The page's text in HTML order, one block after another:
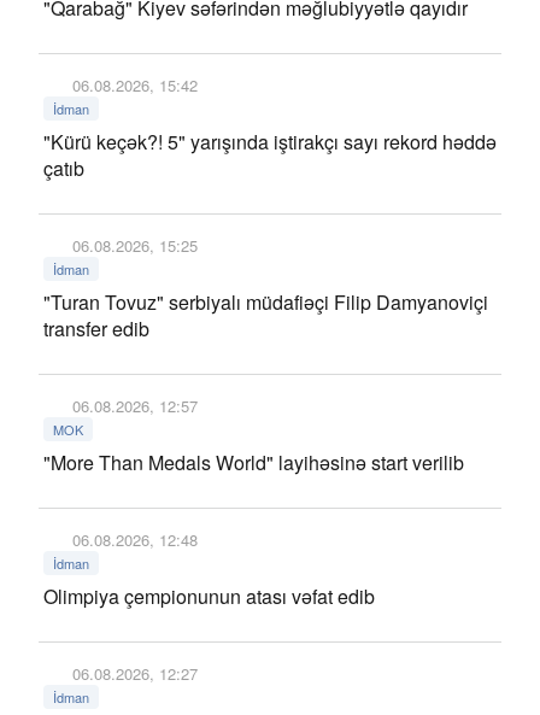
"Qarabağ" Kiyev səfərindən məğlubiyyətlə qayıdır
06.08.2026, 15:42
İdman
"Kürü keçək?! 5" yarışında iştirakçı sayı rekord həddə
çatıb
06.08.2026, 15:25
İdman
"Turan Tovuz" serbiyalı müdafiəçi Filip Damyanoviçi
transfer edib
06.08.2026, 12:57
MOK
"More Than Medals World" layihəsinə start verilib
06.08.2026, 12:48
İdman
Olimpiya çempionunun atası vəfat edib
06.08.2026, 12:27
İdman